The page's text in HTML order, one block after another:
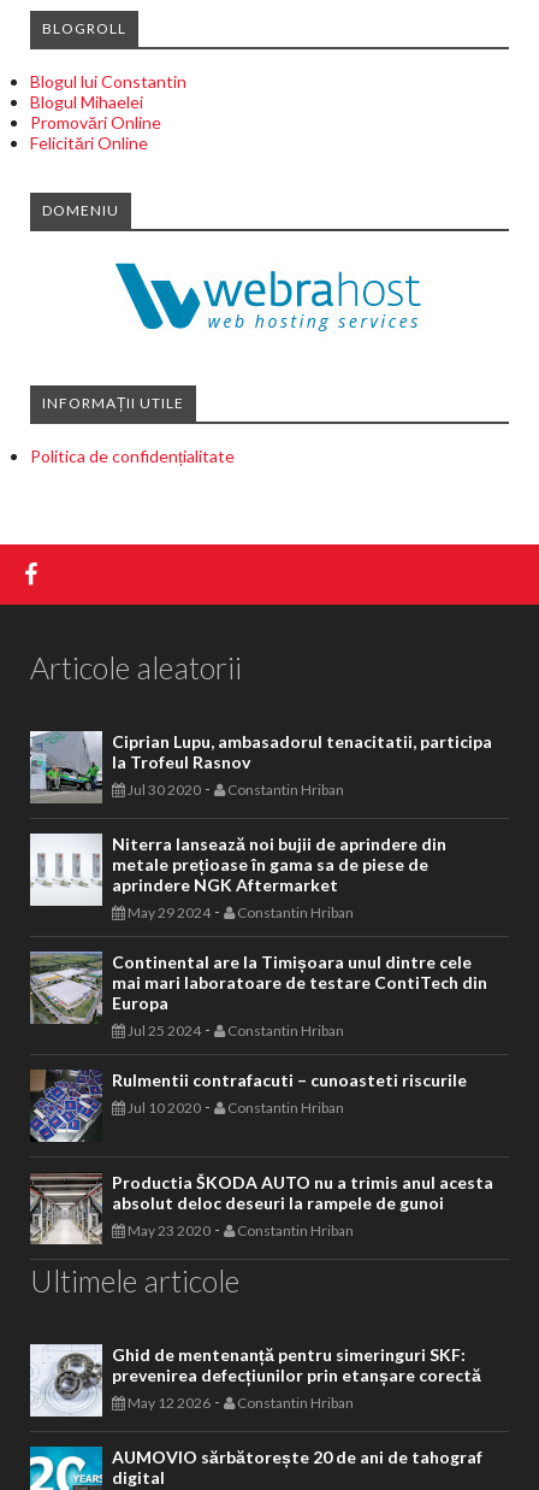
BLOGROLL
Blogul lui Constantin
Blogul Mihaelei
Promovări Online
Felicitări Online
DOMENIU
INFORMAȚII UTILE
Politica de confidențialitate
Articole aleatorii
Ciprian Lupu, ambasadorul tenacitatii, participa
la Trofeul Rasnov
Jul 30 2020 - Constantin Hriban
Niterra lansează noi bujii de aprindere din
metale prețioase în gama sa de piese de
aprindere NGK Aftermarket
May 29 2024- Constantin Hriban
Continental are la Timișoara unul dintre cele
mai mari laboratoare de testare ContiTech din
Europa
Jul 25 2024- Constantin Hriban
Rulmentii contrafacuti – cunoasteti riscurile
Jul 10 2020 - Constantin Hriban
Productia ŠKODA AUTO nu a trimis anul acesta
absolut deloc deseuri la rampele de gunoi
May 23 2020 - Constantin Hriban
Ultimele articole
Ghid de mentenanță pentru simeringuri SKF:
prevenirea defecțiunilor prin etanșare corectă
May 12 2026 - Constantin Hriban
AUMOVIO sărbătorește 20 de ani de tahograf
digital